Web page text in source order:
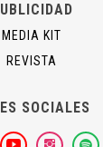
MEDIA KIT
REVISTA
SOCIALES